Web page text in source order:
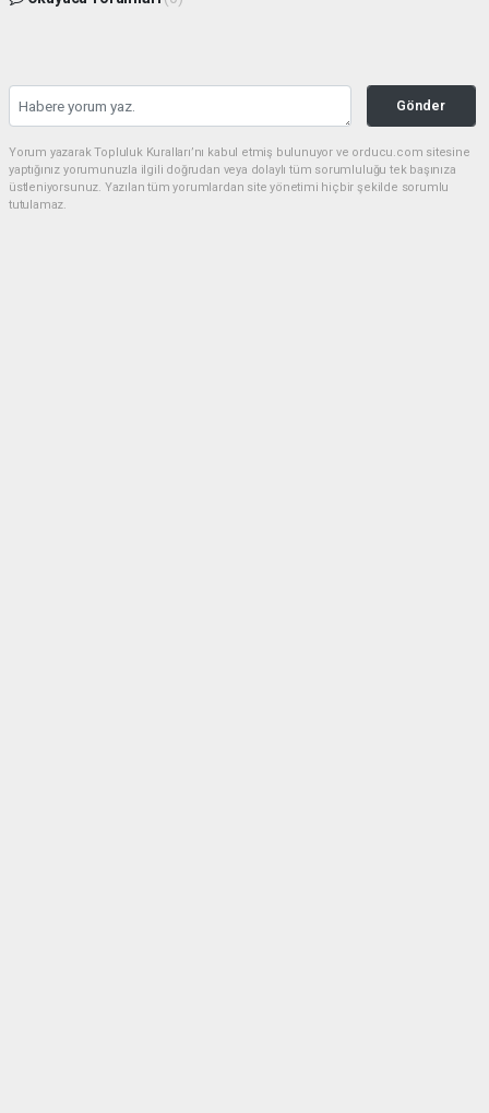
Gönder
Yorum yazarak Topluluk Kuralları’nı kabul etmiş bulunuyor ve orducu.com sitesine
yaptığınız yorumunuzla ilgili doğrudan veya dolaylı tüm sorumluluğu tek başınıza
üstleniyorsunuz. Yazılan tüm yorumlardan site yönetimi hiçbir şekilde sorumlu
tutulamaz.